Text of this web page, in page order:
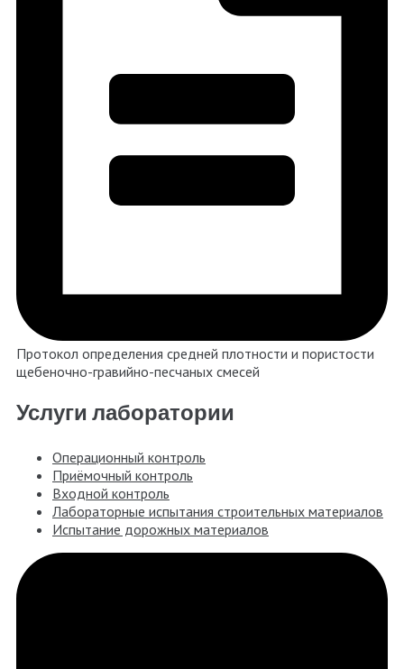
Протокол определения средней плотности и пористости
щебеночно-гравийно-песчаных смесей
Услуги лаборатории
Операционный контроль
Приёмочный контроль
Входной контроль
Лабораторные испытания строительных материалов
Испытание дорожных материалов